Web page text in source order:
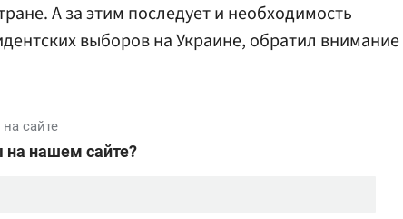
А за этим последует и необходимость
выборов на Украине, обратил внимание